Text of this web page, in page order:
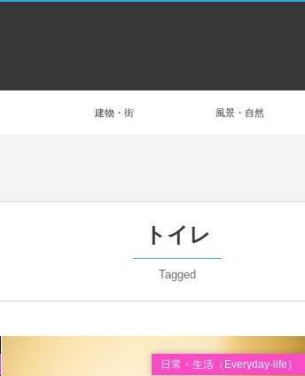
建物・街 風景・自然
トイレ
Tagged
Apr
日常・生活（Everyday-life）